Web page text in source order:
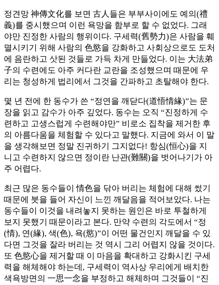
정견망 神傳文化를 보면 古人들은 부부사이에도 예의(禮
義)를 중시했으며 이런 욕망을 함부로 할 수 없었다. 그래
야만 진정한 사람의 행위이다. 구세력(舊勢力)은 사람을 훼
멸시키기 위해 사람의 色慾을 강화하고 사회상으로도 도처
에 음란하고 삿된 것들로 가득 차게 만들었다. 이는 大法弟
子의 수련에도 아주 커다란 교란을 조성했으며 때문에 우
리는 청성하게 법리에서 그것을 간파하고 초탈해야 한다.
몇 년 전에 한 동수가 쓴 “정연을 깨닫다(道悟情緣)”는 문
장을 읽고 감수가 아주 깊었다. 동수는 오직 “진정하게 수
련하고 고생스럽게 수련해야만” 비로소 집착을 제거한 후
의 아름다움을 체험할 수 있다고 말했다. 지금에 와서 이 말
을 생각해보면 정말 진귀하기 그지없다! 항심(恒心)을 지
니고 수련하지 않으면 정이란 난관(難關)을 벗어나기가 아
주 어렵다.
최근 많은 동수들이 情色을 닦아 버리는 체험에 대해 썼기
때문에 붓을 들어 자신이 느낀 깨달음을 적어보았다. 나는
동수들이 이것을 내려놓지 못하는 원인은 바로 투철하게
보지 못했기 때문이라고 본다. 만약 수련의 각도에서 “정
(情), 연(緣), 색(色), 욕(慾)”이 어떤 물건인지 깨달을 수 있
다면 그것을 잘라 버리는 것 역시 그리 어렵지 않을 것이다.
또 色慾心을 제거할 때 이 마음을 확대하고 강화시킨 구세
력을 해체해야 하는데, 구세력이 역사상 우리에게 배치한
색욕방면의 一思一念을 부정하고 해체하며 그것들이 “진